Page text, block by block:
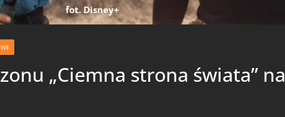
fot. Disney+
„Ciemna strona świata” na